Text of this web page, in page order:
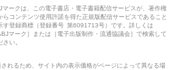
マークは、この電子書店・電子書籍配信サービスが、著作権
らコンテンツ使用許諾を得た正規版配信サービスであること
す登録商標（登録番号 第6091713号）です。詳しくは
マーク］または［電子出版制作・流通協議会］で検索して
さい。
れるため、サイト内の表示価格がページによって異なる場